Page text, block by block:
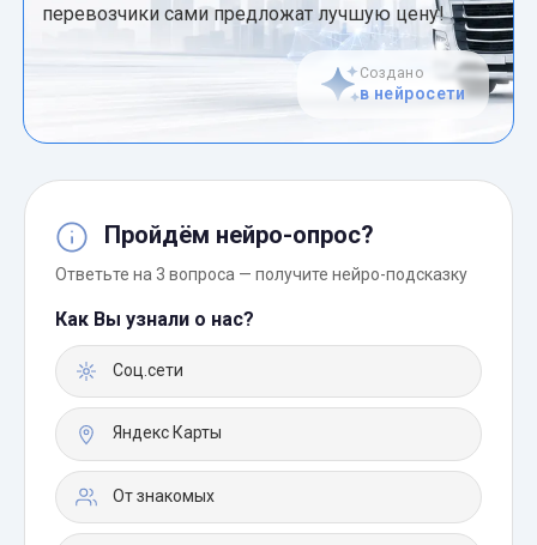
перевозчики сами предложат лучшую цену!
Создано
в нейросети
Пройдём нейро-опрос?
Ответьте на 3 вопроса — получите нейро-подсказку
Как Вы узнали о нас?
Соц.сети
Яндекс Карты
От знакомых